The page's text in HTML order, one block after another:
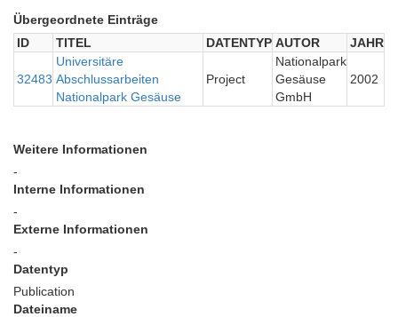
Übergeordnete Einträge
ID
TITEL DATENTYP AUTOR JAHR
32483
Universitäre
Abschlussarbeiten
Nationalpark Gesäuse
Project
Nationalpark
Gesäuse
GmbH
2002
Weitere Informationen
-
Interne Informationen
-
Externe Informationen
-
Datentyp
Publication
Dateiname